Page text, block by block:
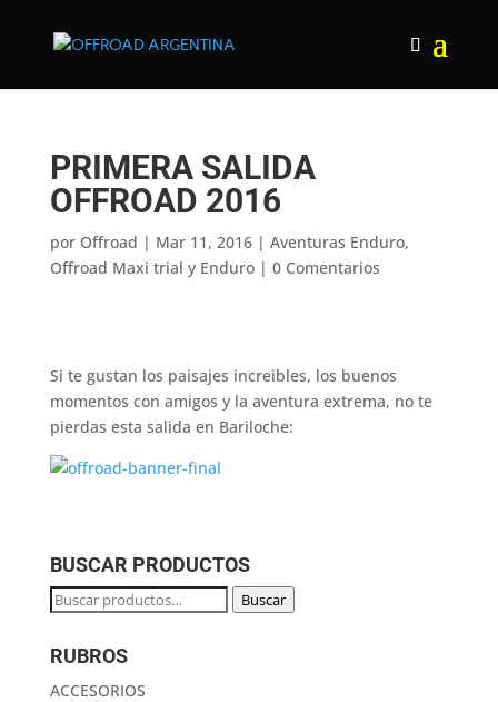
PRIMERA SALIDA
OFFROAD 2016
por Offroad | Mar 11, 2016| Aventuras Enduro,
Offroad Maxi trial y Enduro| 0 Comentarios
Si te gustan los paisajes increibles, los buenos
momentos con amigos y la aventura extrema, no te
pierdas esta salida en Bariloche:
BUSCAR PRODUCTOS
Buscar
Buscar
RUBROS
ACCESORIOS